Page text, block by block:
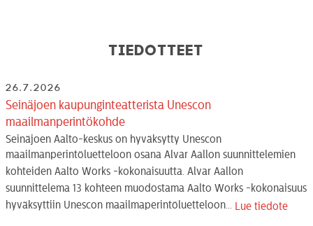
Tiedotteet
26.7.2026
Seinäjoen kaupunginteatterista Unescon
maailmanperintökohde
Seinäjoen Aalto-keskus on hyväksytty Unescon
maailmanperintöluetteloon osana Alvar Aallon suunnittelemien
kohteiden Aalto Works -kokonaisuutta. Alvar Aallon
suunnittelema 13 kohteen muodostama Aalto Works -kokonaisuus
hyväksyttiin Unescon maailmaperintöluetteloon...
Lue tiedote